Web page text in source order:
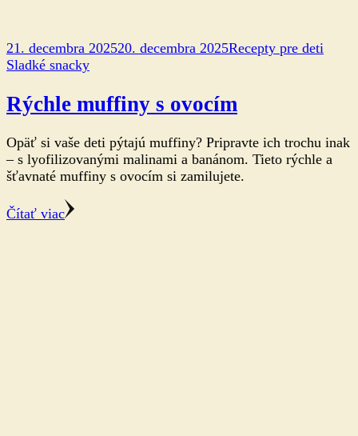
21. decembra 202520. decembra 2025Recepty pre deti
Sladké snacky
Rýchle muffiny s ovocím
Opäť si vaše deti pýtajú muffiny? Pripravte ich trochu inak
– s lyofilizovanými malinami a banánom. Tieto rýchle a
šťavnaté muffiny s ovocím si zamilujete.
Čítať viac